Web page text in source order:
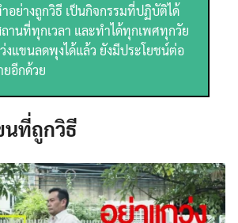
อย่างถูกวิธี เป็นกิจกรรมที่ปฏิบัติได้
านที่ทุกเวลา และทำได้ทุกเพศทุกวัย
งแขนลดพุงได้แล้ว ยังมีประโยชน์ต่อ
อีกด้วย
นที่ถูกวิธี